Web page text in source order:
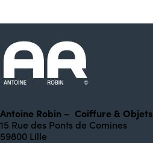
Antoine Robin – Coiffure & Objets
15 Rue des Ponts de Comines
59800 Lille